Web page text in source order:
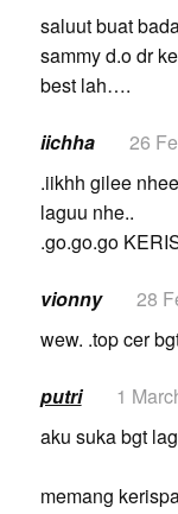
saluut buat
sammy d.o dr
best lah….
iichha 26
.iikhh gilee
laguu nhe..
.go.go.go
vionny 28
wew. .top cer
putri 1
aku suka bgt
memang